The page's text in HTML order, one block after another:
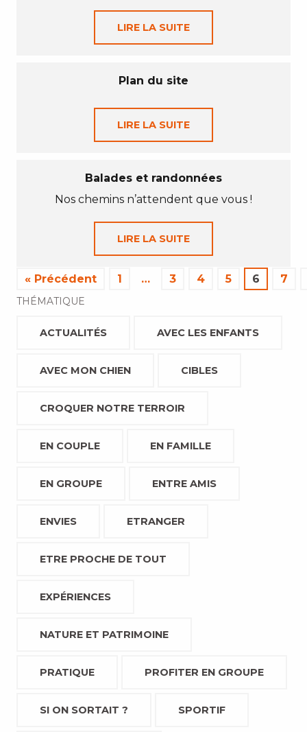
LIRE LA SUITE
Plan du site
LIRE LA SUITE
Balades et randonnées
Nos chemins n’attendent que vous !
LIRE LA SUITE
« Précédent 1 … 3 4 5 6 7
THÉMATIQUE
ACTUALITÉS AVEC LES ENFANTS
AVEC MON CHIEN CIBLES
CROQUER NOTRE TERROIR
EN COUPLE EN FAMILLE
EN GROUPE ENTRE AMIS
ENVIES ETRANGER
ETRE PROCHE DE TOUT
EXPÉRIENCES
NATURE ET PATRIMOINE
PRATIQUE PROFITER EN GROUPE
SI ON SORTAIT ? SPORTIF